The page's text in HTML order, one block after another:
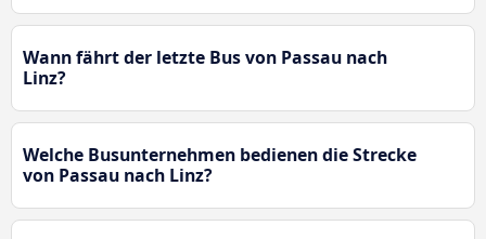
Wann fährt der letzte Bus von Passau nach
Linz?
Welche Busunternehmen bedienen die Strecke
von Passau nach Linz?